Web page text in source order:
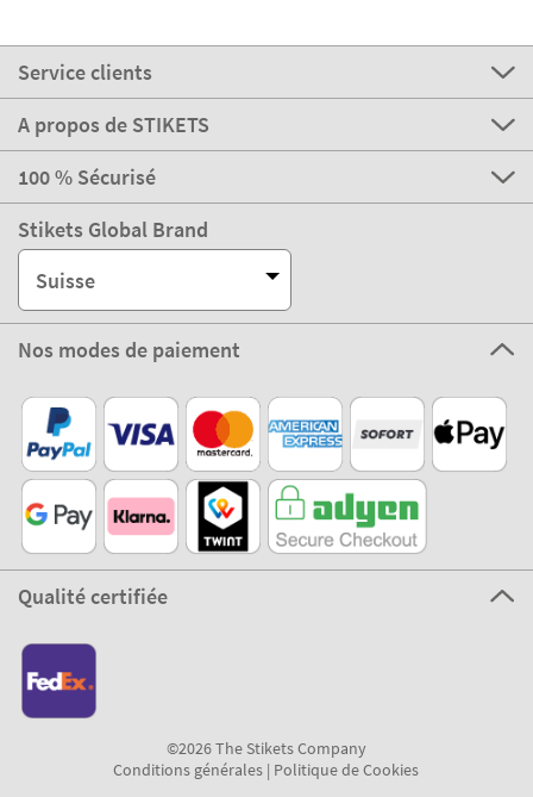
Service clients
A propos de STIKETS
100 % Sécurisé
Stikets Global Brand
Suisse
Nos modes de paiement
Qualité certifiée
©2026 The Stikets Company
Conditions générales | Politique de Cookies